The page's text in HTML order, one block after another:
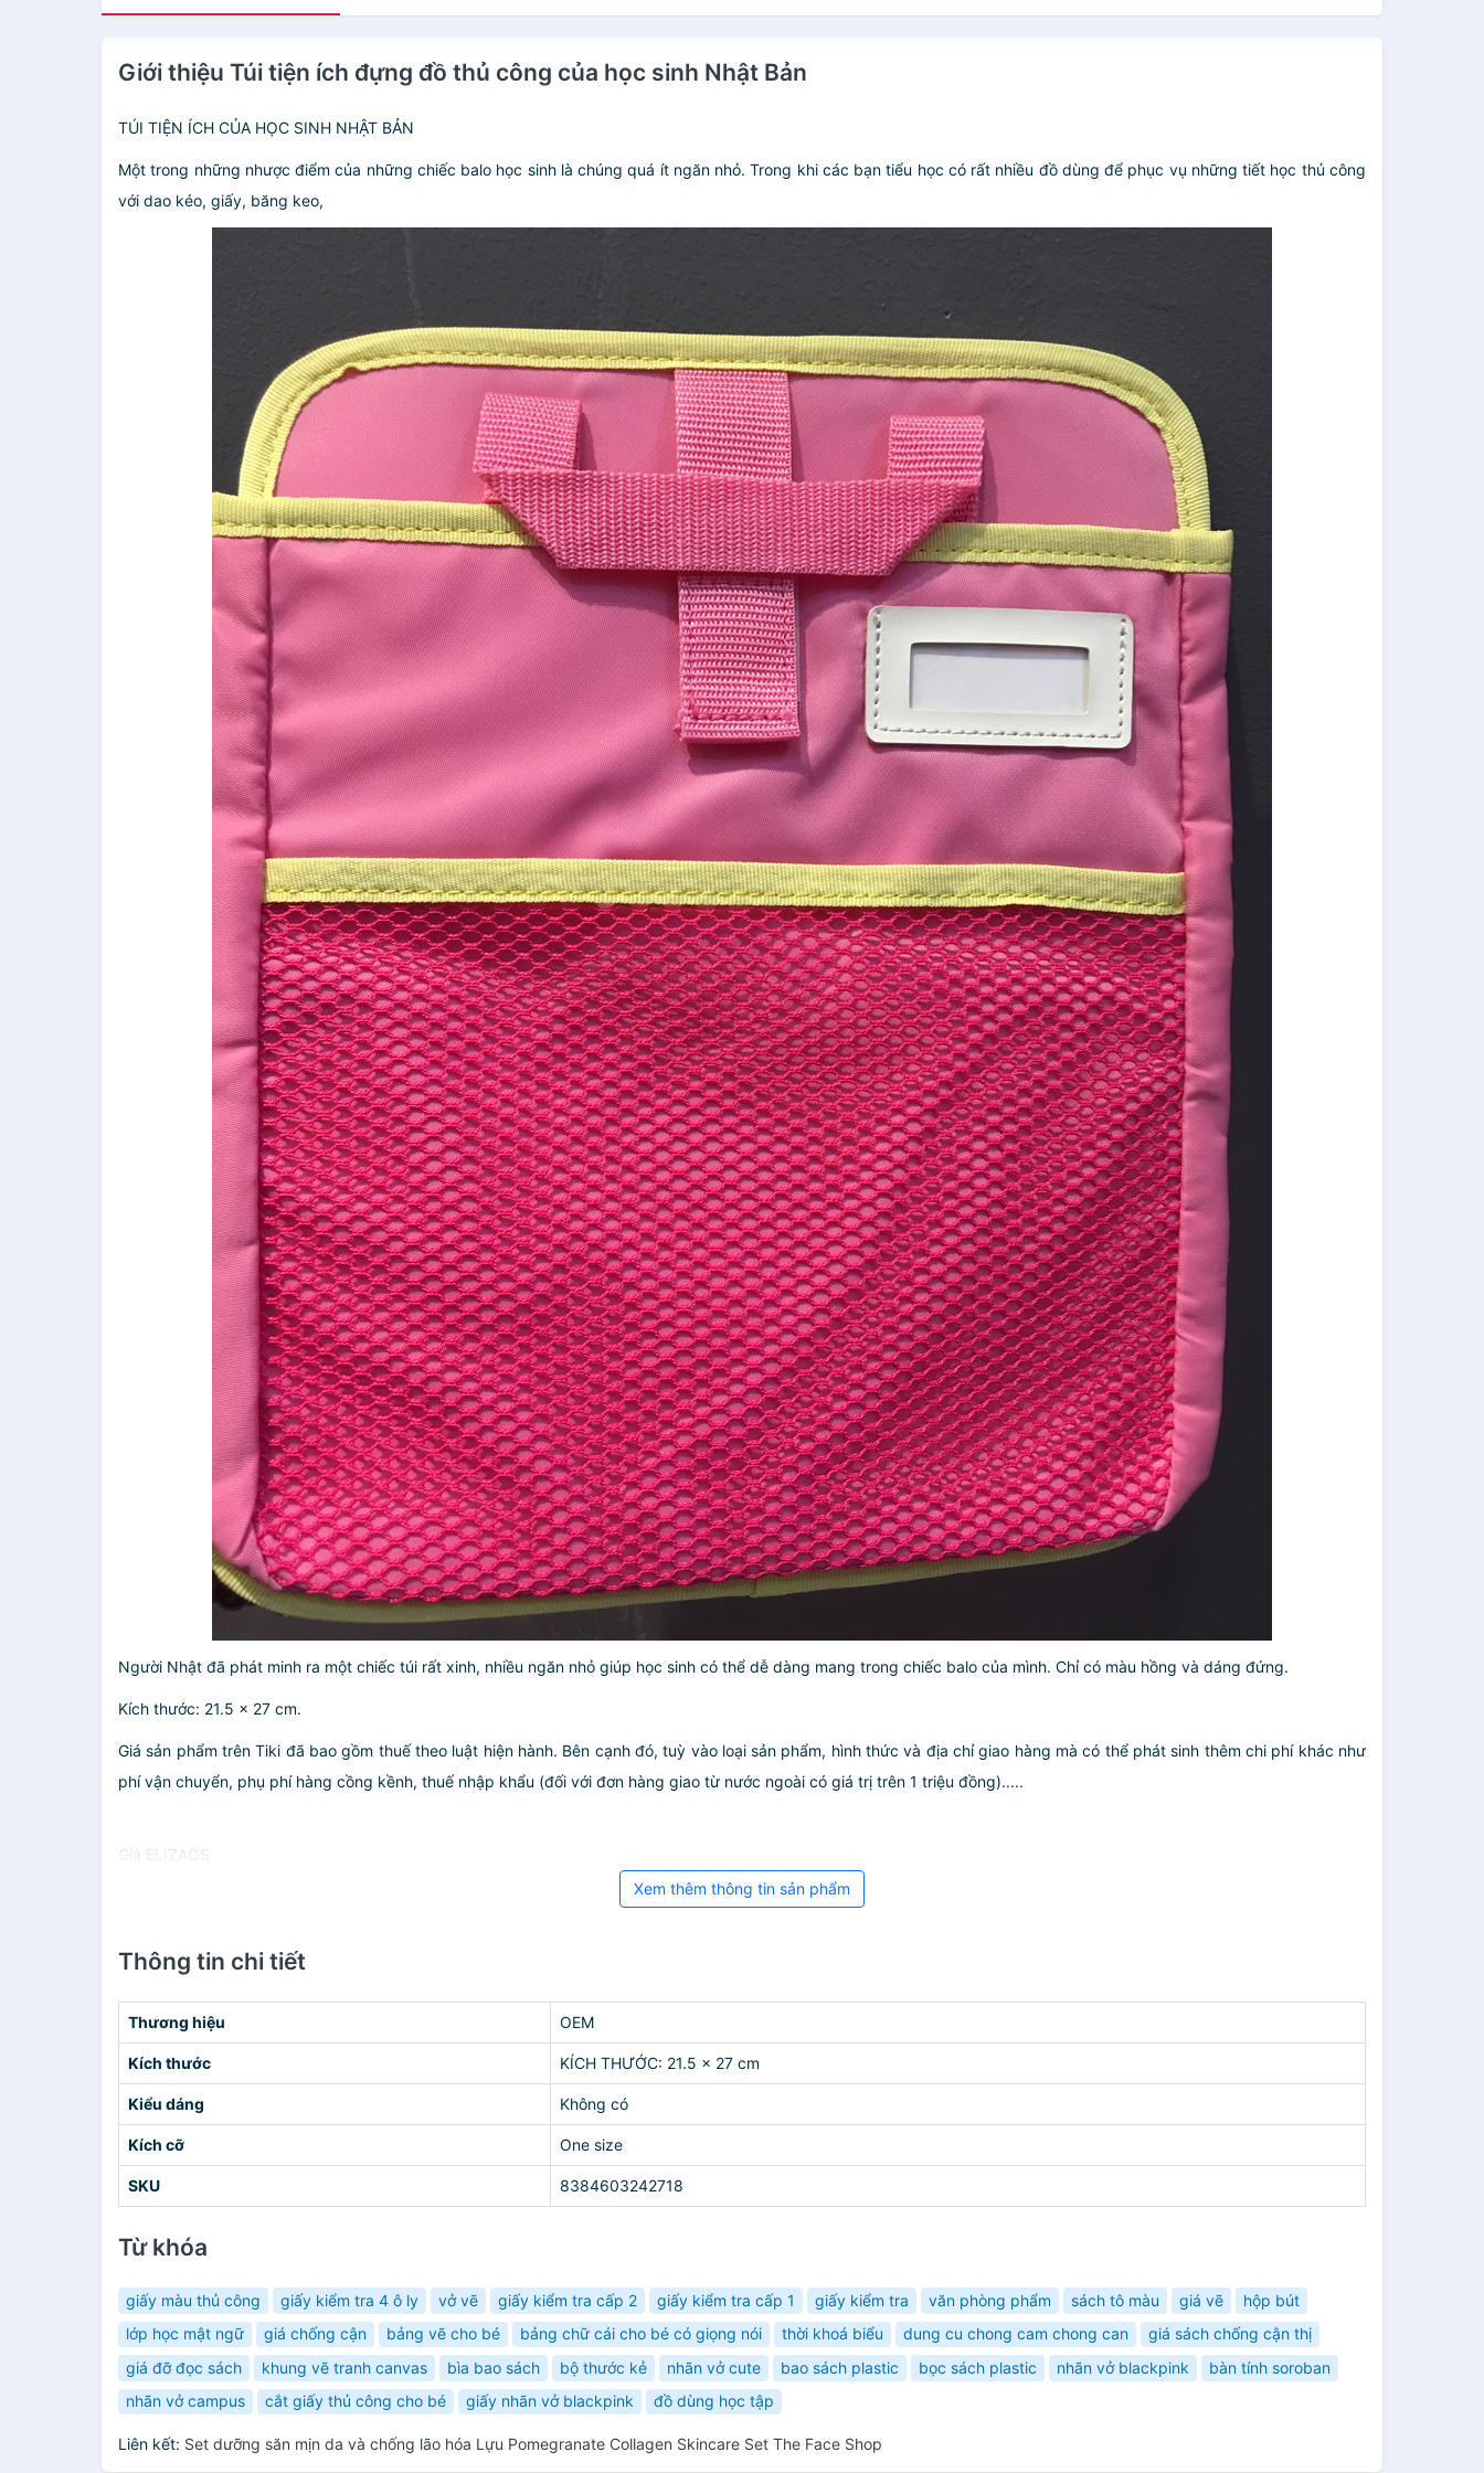
Giới thiệu Túi tiện ích đựng đồ thủ công của học sinh Nhật Bản
TÚI TIỆN ÍCH CỦA HỌC SINH NHẬT BẢN
Một trong những nhược điểm của những chiếc balo học sinh là chúng quá ít ngăn nhỏ. Trong khi các bạn tiểu học có rất nhiều đồ dùng để phục vụ những tiết học thủ công
với dao kéo, giấy, băng keo,
Người Nhật đã phát minh ra một chiếc túi rất xinh, nhiều ngăn nhỏ giúp học sinh có thể dễ dàng mang trong chiếc balo của mình. Chỉ có màu hồng và dáng đứng.
Kích thước: 21.5 × 27 cm.
Giá sản phẩm trên Tiki đã bao gồm thuế theo luật hiện hành. Bên cạnh đó, tuỳ vào loại sản phẩm, hình thức và địa chỉ giao hàng mà có thể phát sinh thêm chi phí khác như
phí vận chuyển, phụ phí hàng cồng kềnh, thuế nhập khẩu (đối với đơn hàng giao từ nước ngoài có giá trị trên 1 triệu đồng).....
Giá ELIZAOS
Xem thêm thông tin sản phẩm
Thông tin chi tiết
Thương hiệu OEM
Kích thước KÍCH THƯỚC: 21.5 × 27 cm
Kiểu dáng Không có
Kích cỡ One size
SKU 8384603242718
Từ khóa
giấy màu thủ công giấy kiểm tra 4 ô ly vở vẽ giấy kiểm tra cấp 2 giấy kiểm tra cấp 1 giấy kiểm tra văn phòng phẩm sách tô màu giá vẽ
hộp bút
lớp học mật ngữ
giá chống cận bảng vẽ cho bé bảng chữ cái cho bé có giọng nói thời khoá biểu dung cu chong cam chong can
giá sách chống cận thị
giá đỡ đọc sách
khung vẽ tranh canvas bìa bao sách bộ thước kẻ nhãn vở cute bao sách plastic bọc sách plastic nhãn vở blackpink
bàn tính soroban
nhãn vở campus
cắt giấy thủ công cho bé giấy nhãn vở blackpink đồ dùng học tập
Liên kết: Set dưỡng săn mịn da và chống lão hóa Lựu Pomegranate Collagen Skincare Set The Face Shop